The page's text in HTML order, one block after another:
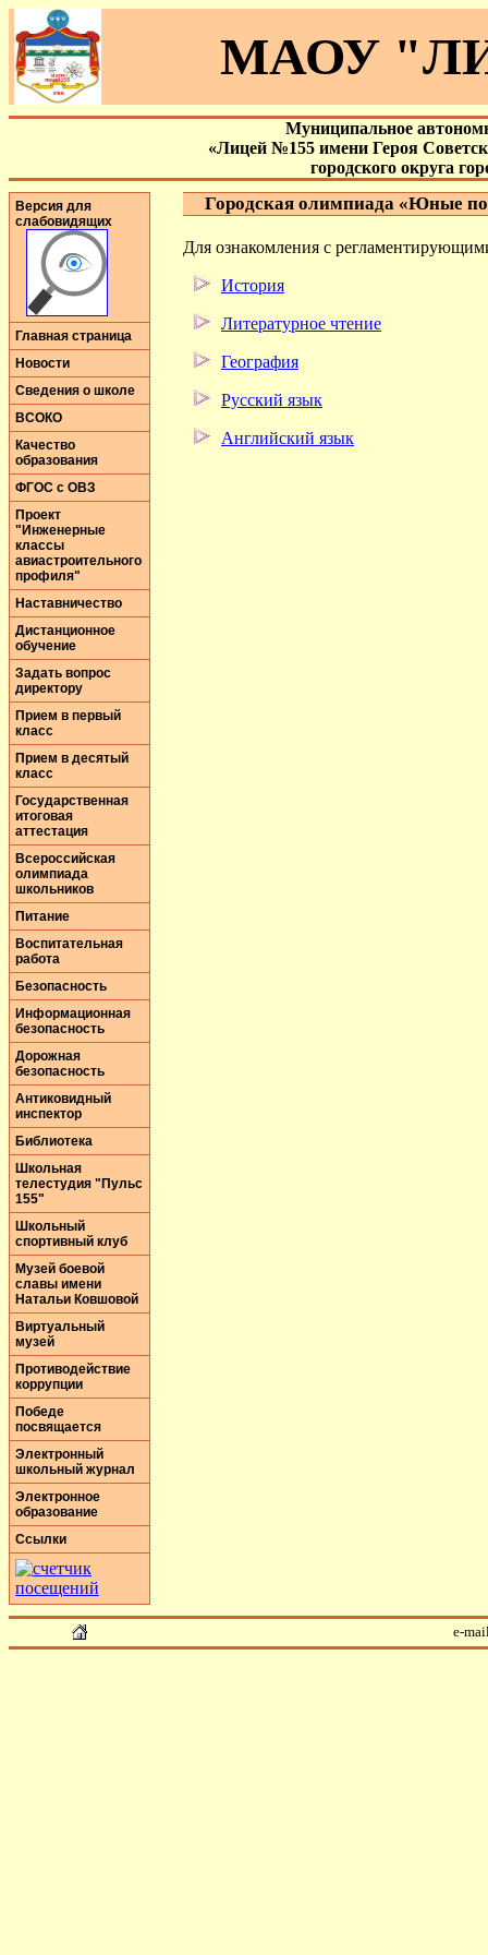
МАОУ
Муниципальное
«Лицей №155 имени Героя
городского округа
Версия для
слабовидящих
Главная страница
Новости
Сведения о школе
ВСОКО
Качество
образования
ФГОС с ОВЗ
Проект
"Инженерные
классы
авиастроительного
профиля"
Наставничество
Дистанционное
обучение
Задать вопрос
директору
Прием в первый
класс
Прием в десятый
класс
Государственная
итоговая
аттестация
Всероссийская
олимпиада
школьников
Питание
Воспитательная
работа
Безопасность
Информационная
безопасность
Дорожная
безопасность
Антиковидный
инспектор
Библиотека
Школьная
телестудия "Пульс
155"
Школьный
спортивный клуб
Музей боевой
славы имени
Натальи Ковшовой
Виртуальный
музей
Противодействие
коррупции
Победе
посвящается
Электронный
школьный журнал
Электронное
образование
Ссылки
Городская олимпиада «Юные
Для ознакомления с
История
Литературное чтение
География
Русский язык
Английский язык
e-